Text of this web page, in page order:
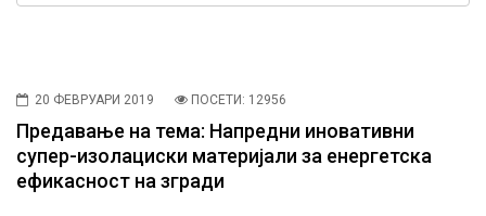
20 ФЕВРУАРИ 2019 ПОСЕТИ: 12956
Предавање на тема: Напредни иновативни
супер-изолациски материјали за енергетска
ефикасност на згради